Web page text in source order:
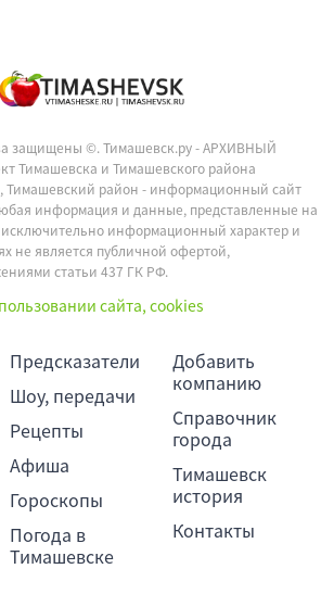
защищены ©.Тимашевск.ру - АРХИВНЫЙ
Тимашевска и Тимашевского района
Тимашевский район - информационный сайт
информация и данные, представленные на
информационный характер и
не является публичной офертой,
статьи 437 ГК РФ.
сайта, cookies
Предсказатели
Шоу, передачи
Рецепты
Афиша
Гороскопы
Погода в
Тимашевске
Добавить
компанию
Справочник
города
Тимашевск
история
Контакты